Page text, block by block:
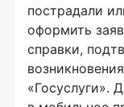
пострадали
оформить
справки,
«Госуслуги».